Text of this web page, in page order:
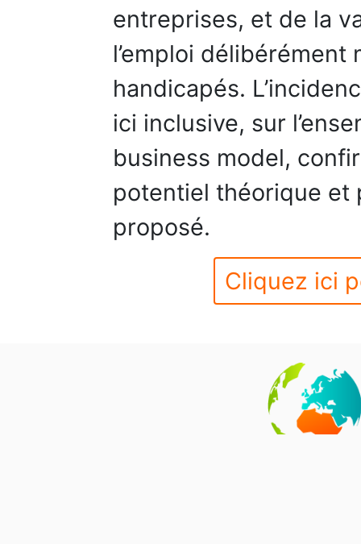
entreprises, et de la
l’emploi
handicapés.
ici inclusive, sur
business model,
potentiel théorique et
proposé.
Cliquez ici